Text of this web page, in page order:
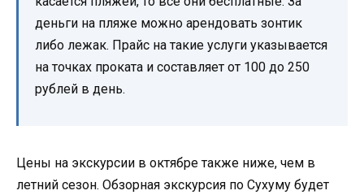
деньги на пляже можно арендовать зонтик
либо лежак. Прайс на такие услуги указывается
на точках проката и составляет от 100 до 250
рублей в день.
Цены на экскурсии в октябре также ниже, чем в
летний сезон. Обзорная экскурсия по Сухуму будет